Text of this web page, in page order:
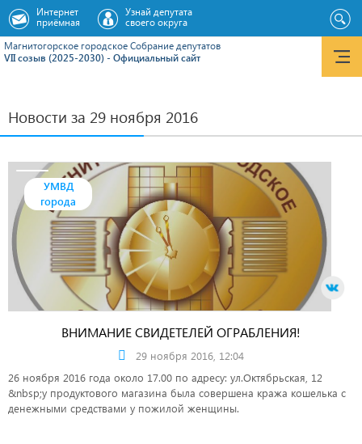
Магнитогорское городское Cобрание депутатов
VII созыв (2025-2030) - Официальный сайт
Интернет
приёмная
Узнай депутата
своего округа
Новости за 29 ноября 2016
УМВД
города
ВНИМАНИЕ СВИДЕТЕЛЕЙ ОГРАБЛЕНИЯ!
29 ноября 2016, 12:04
26 ноября 2016 года около 17.00 по адресу: ул.Октябрьская, 12
&nbsp;у продуктового магазина была совершена кража кошелька с
денежными средствами у пожилой женщины.